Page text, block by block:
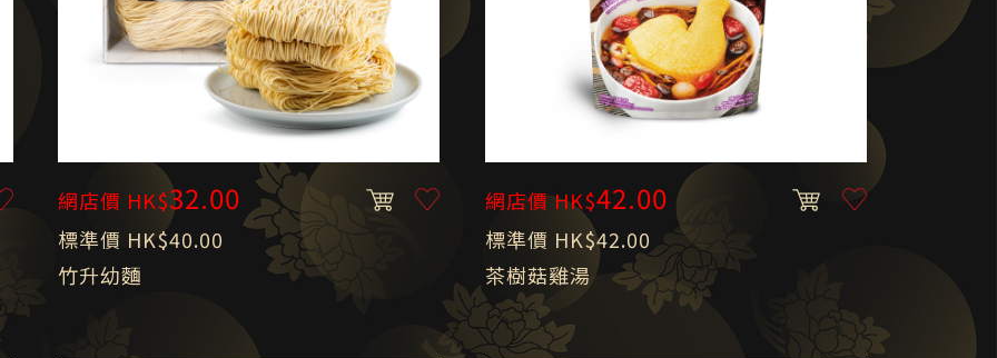
網店價 HK$32.00
標準價 HK$40.00
竹升幼麵
網店價 HK$42.00
標準價 HK$42.00
茶樹菇雞湯